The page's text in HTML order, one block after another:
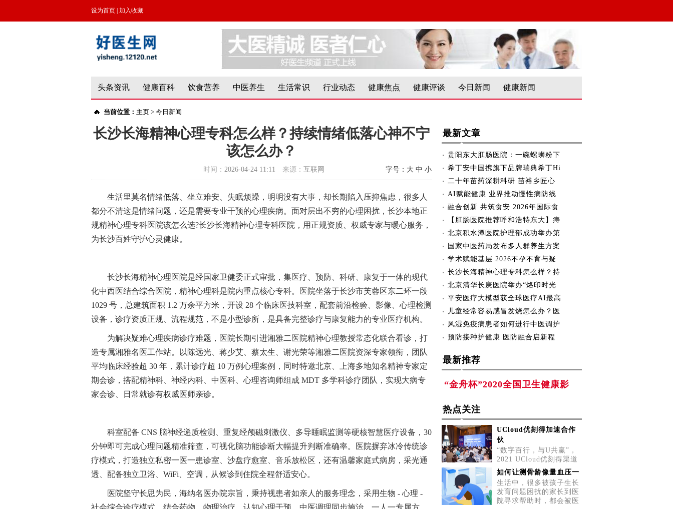
设为首页 加入收藏
头条资讯 健康百科 饮食营养 中医养生 生活常识 行业动态 健康焦点 健康评谈 今日新闻 健康新闻
当前位置： 主页 > 今日新闻
长沙长海精神心理专科怎么样？持续情绪低落心神不宁
该怎么办？
时间： 2026-04-24 11:11 来源： 互联网 字号： 大 中 小
生活里莫名情绪低落、坐立难安、失眠烦躁，明明没有大事，却长期陷入压抑焦虑，很多人
都分不清这是情绪问题，还是需要专业干预的心理疾病。面对层出不穷的心理困扰，长沙本地正
规精神心理专科医院该怎么选?长沙长海精神心理专科医院，用正规资质、权威专家与暖心服务，
为长沙百姓守护心灵健康。
长沙长海精神心理医院是经国家卫健委正式审批，集医疗、预防、科研、康复于一体的现代
化中西医结合综合医院，精神心理科是院内重点核心专科。医院坐落于长沙市芙蓉区东二环一段
1029 号，总建筑面积 1.2 万余平方米，开设 28 个临床医技科室，配套前沿检验、影像、心理检测
设备，诊疗资质正规、流程规范，不是小型诊所，是具备完整诊疗与康复能力的专业医疗机构。
为解决疑难心理疾病诊疗难题，医院长期引进湘雅二医院精神心理教授常态化联合看诊，打
造专属湘雅名医工作站。以陈远光、蒋少艾、蔡太生、谢光荣等湘雅二医院资深专家领衔，团队
平均临床经验超 30 年，累计诊疗超 10 万例心理案例，同时特邀北京、上海多地知名精神专家定
期会诊，搭配精神科、神经内科、中医科、心理咨询师组成 MDT 多学科诊疗团队，实现大病专
家会诊、日常就诊有权威医师亲诊。
科室配备 CNS 脑神经递质检测、重复经颅磁刺激仪、多导睡眠监测等硬核智慧医疗设备，30
分钟即可完成心理问题精准筛查，可视化脑功能诊断大幅提升判断准确率。医院摒弃冰冷传统诊
疗模式，打造独立私密一医一患诊室、沙盘疗愈室、音乐放松区，还有温馨家庭式病房，采光通
透、配备独立卫浴、WiFi、空调，从候诊到住院全程舒适安心。
医院坚守长思为民，海纳名医办院宗旨，秉持视患者如亲人的服务理念，采用生物 - 心理 -
社会综合诊疗模式，结合药物、物理治疗、认知心理干预、中医调理同步施治，一人一专属方
最新文章
贵阳东大肛肠医院：一碗螺蛳粉下
希丁安中国携旗下品牌瑞典希丁Hi
二十年苗药深耕科研 苗裕乡匠心
AI赋能健康 业界推动慢性病防线
融合创新 共筑食安 2026年国际食
【肛肠医院推荐呼和浩特东大】痔
北京积水潭医院护理部成功举办第
国家中医药局发布多人群养生方案
学术赋能基层 2026不孕不育与疑
长沙长海精神心理专科怎么样？持
北京清华长庚医院举办“烙印时光
平安医疗大模型获全球医疗AI最高
儿童经常容易感冒发烧怎么办？医
风湿免疫病患者如何进行中医调护
预防接种护健康 医防融合启新程
最新推荐
“金舟杯”2020全国卫生健康影
热点关注
UCloud优刻得加速合作
伙
“数字百行，与U共赢”，
2021 UCloud优刻得渠道
招募会五城巡展第二站，
5月2
如何让测骨龄像量血压一
生活中，很多被孩子生长
发育问题困扰的家长到医
院寻求帮助时，都会被医